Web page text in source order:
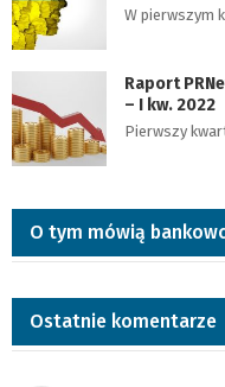
W pierwszym
Raport
– I kw. 2022
Pierwszy
O tym mówią
Ostatnie komentarze